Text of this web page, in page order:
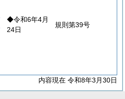
◆令和6年4月
24日
規則第39号
内容現在 令和8年3月30日